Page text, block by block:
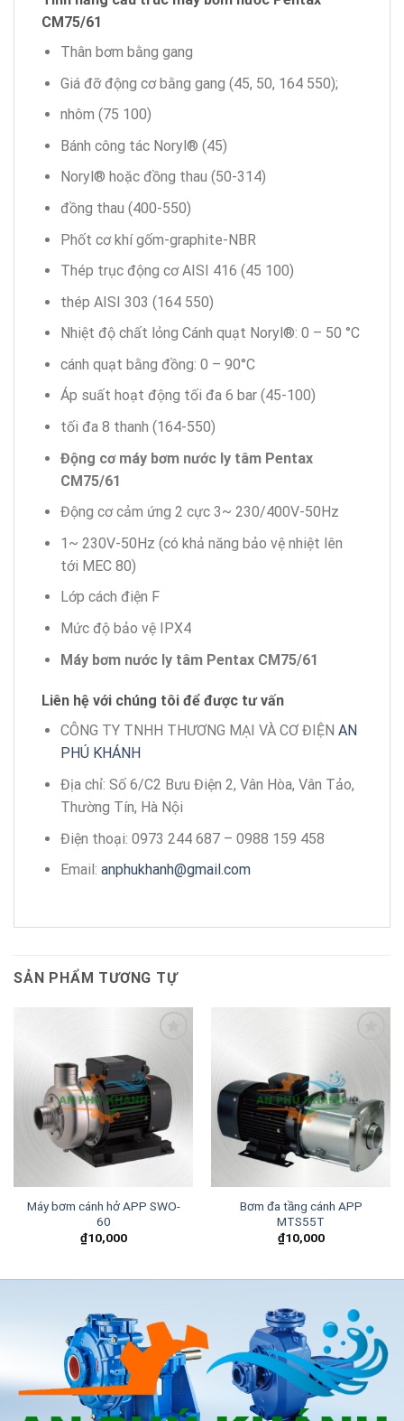
CM75/61
Thân bơm bằng gang
Giá đỡ động cơ bằng gang (45, 50, 164 550);
nhôm (75 100)
Bánh công tác Noryl® (45)
Noryl® hoặc đồng thau (50-314)
đồng thau (400-550)
Phốt cơ khí gốm-graphite-NBR
Thép trục động cơ AISI 416 (45 100)
thép AISI 303 (164 550)
Nhiệt độ chất lỏng Cánh quạt Noryl®: 0 – 50 °C
cánh quạt bằng đồng: 0 – 90°C
Áp suất hoạt động tối đa 6 bar (45-100)
tối đa 8 thanh (164-550)
Động cơ máy bơm nước ly tâm Pentax
CM75/61
Động cơ cảm ứng 2 cực 3~ 230/400V-50Hz
1~ 230V-50Hz (có khả năng bảo vệ nhiệt lên
tới MEC 80)
Lớp cách điện F
Mức độ bảo vệ IPX4
Máy bơm nước ly tâm Pentax CM75/61
Liên hệ với chúng tôi để được tư vấn
CÔNG TY TNHH THƯƠNG MẠI VÀ CƠ ĐIỆN AN
PHÚ KHÁNH
Địa chỉ: Số 6/C2 Bưu Điện 2, Vân Hòa, Vân Tảo,
Thường Tín, Hà Nội
Điện thoại: 0973 244 687 – 0988 159 458
Email: anphukhanh@gmail.com
SẢN PHẨM TƯƠNG TỰ
Add to
wishlist
Máy bơm cánh hở APP SWO-
60
₫10,000
wishlist
Bơm đa tầng cánh APP
MTS55T
₫10,000